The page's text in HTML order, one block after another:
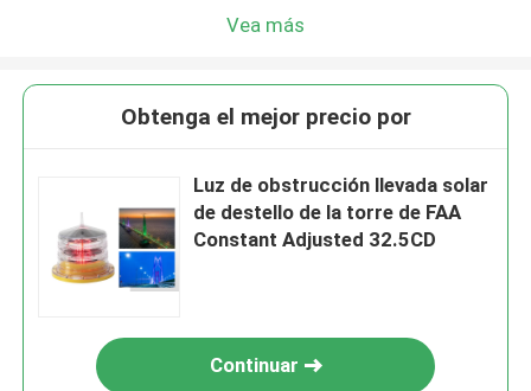
Vea más
Obtenga el mejor precio por
Luz de obstrucción llevada solar
de destello de la torre de FAA
Constant Adjusted 32.5CD
Continuar